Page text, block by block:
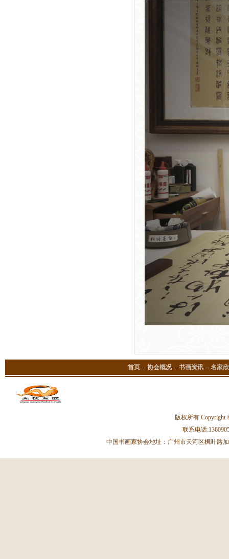
首页 -- 协会概况-- 书画资讯 -- 名家
版权所有 Copyright
联系电话
中国书画家协会地址：广州市天河区枫叶路